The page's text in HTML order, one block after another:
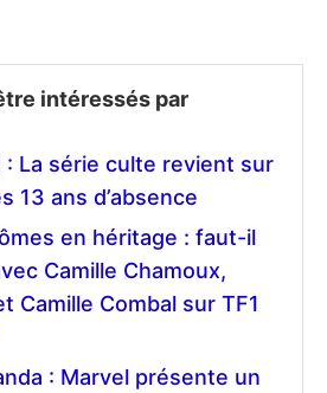
intéressés par
: La série culte revient sur
13 ans d’absence
en héritage : faut-il
Camille Chamoux,
Camille Combal sur TF1
: Marvel présente un